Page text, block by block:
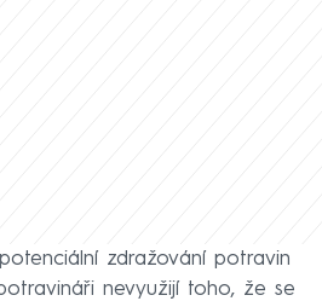
zdražování potravin
nevyužijí toho, že se